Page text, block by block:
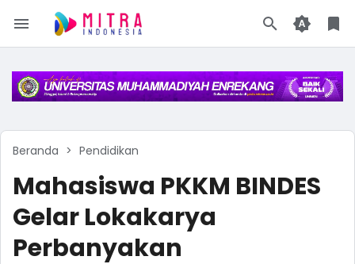
Beranda Pendidikan
Mahasiswa PKKM BINDES
Gelar Lokakarya
Perbanyakan